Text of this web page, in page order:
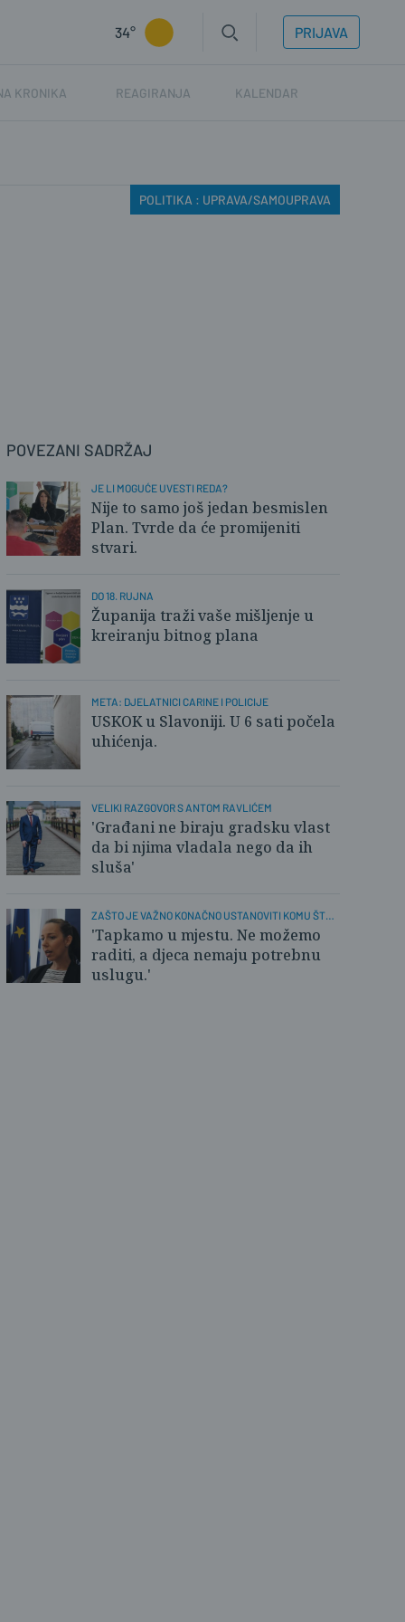
34° PRIJAVA
KRONIKA REAGIRANJA KALENDAR
POLITIKA : UPRAVA/SAMOUPRAVA
POVEZANI SADRŽAJ
JE LI MOGUĆE UVESTI REDA?
Nije to samo još jedan besmislen
Plan. Tvrde da će promijeniti
stvari.
DO 18. RUJNA
Županija traži vaše mišljenje u
kreiranju bitnog plana
META: DJELATNICI CARINE I POLICIJE
USKOK u Slavoniji. U 6 sati počela
uhićenja.
VELIKI RAZGOVOR S ANTOM RAVLIĆEM
'Građani ne biraju gradsku vlast
da bi njima vladala nego da ih
sluša'
ZAŠTO JE VAŽNO KONAČNO USTANOVITI KOMU ŠTO
TREBA?
'Tapkamo u mjestu. Ne možemo
raditi, a djeca nemaju potrebnu
uslugu.'